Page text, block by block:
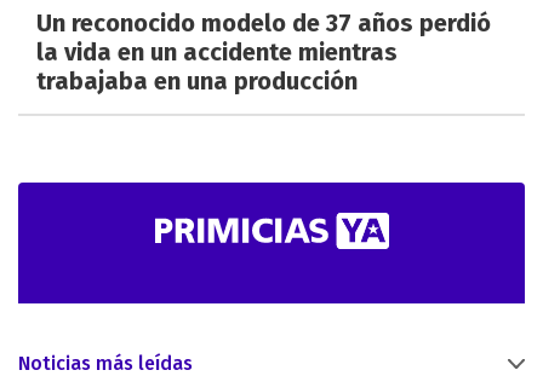
Un reconocido modelo de 37 años perdió
la vida en un accidente mientras
trabajaba en una producción
Noticias más leídas